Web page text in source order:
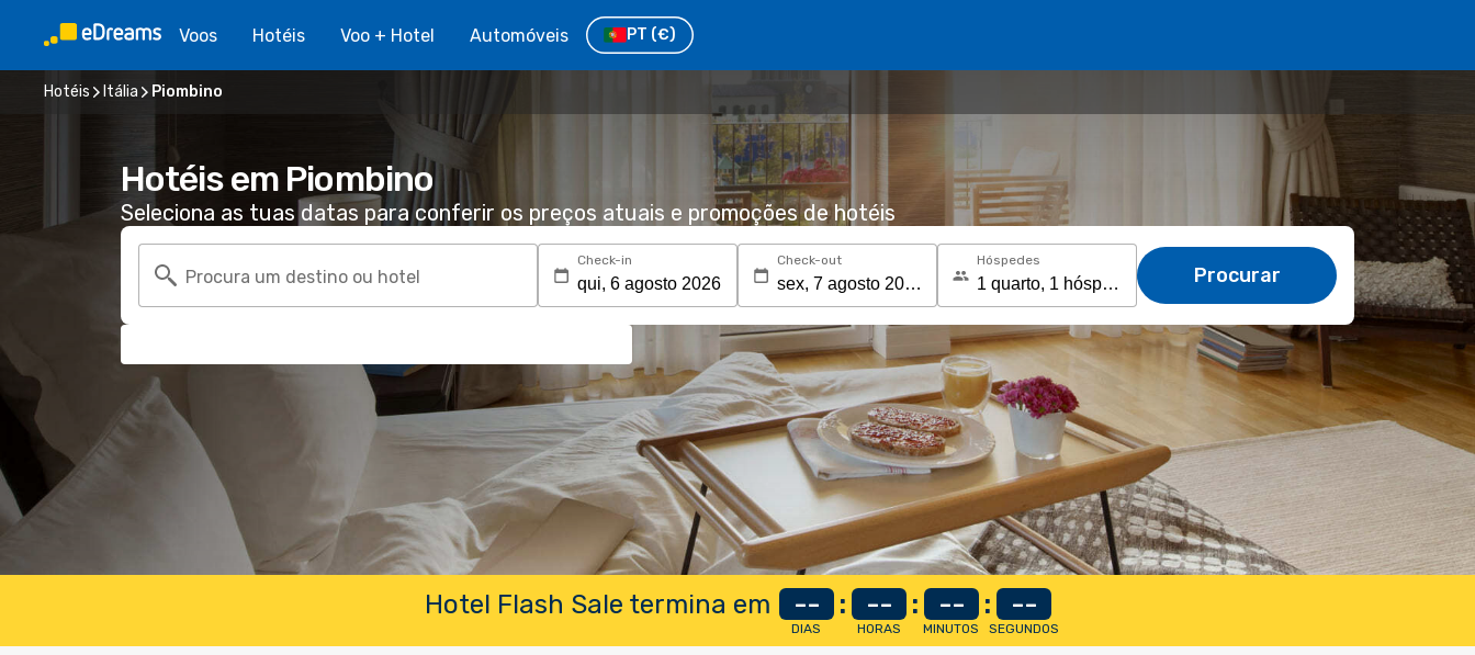
Voos Hotéis Voo + Hotel Automóveis PT (€)
Hotéis Itália Piombino
Hotéis em Piombino
Seleciona as tuas datas para conferir os preços atuais e promoções de hotéis
Procura um destino ou hotel
Check-in Check-out Hóspedes
Procurar
Hotel Flash Sale termina em --
DIAS
: --
HORAS
: --
MINUTOS
: --
SEGUNDOS